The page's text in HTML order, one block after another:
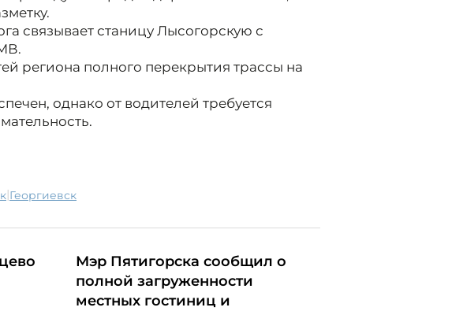
связывает станицу Лысогорскую с
региона полного перекрытия трассы на
однако от водителей требуется
| Георгиевск
Мэр Пятигорска сообщил о
полной загруженности
местных гостиниц и